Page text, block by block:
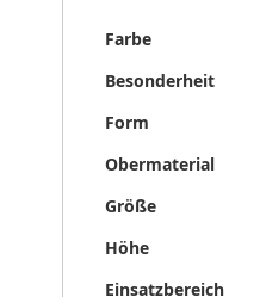
Mehr
Farbe
Besonderheit
Form
Obermaterial
Größe
Höhe
Einsatzbereich